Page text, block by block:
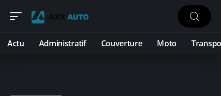
Actu Administratif Couverture Moto